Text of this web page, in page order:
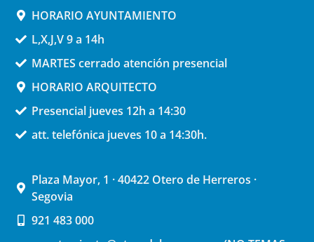
HORARIO AYUNTAMIENTO
L,X,J,V 9 a 14h
MARTES cerrado atención presencial
HORARIO ARQUITECTO
Presencial jueves 12h a 14:30
att. telefónica jueves 10 a 14:30h.
Plaza Mayor, 1 · 40422 Otero de Herreros ·
Segovia
921 483 000